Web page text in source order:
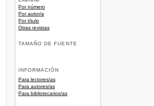
Por número
Por autor/a
Por título
Otras revistas
TAMAÑO DE FUENTE
INFORMACIÓN
Para lectores/as
Para autores/as
Para bibliotecarios/as